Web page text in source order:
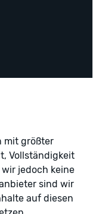
mit größter
Vollständigkeit
jedoch keine
sind wir
auf diesen